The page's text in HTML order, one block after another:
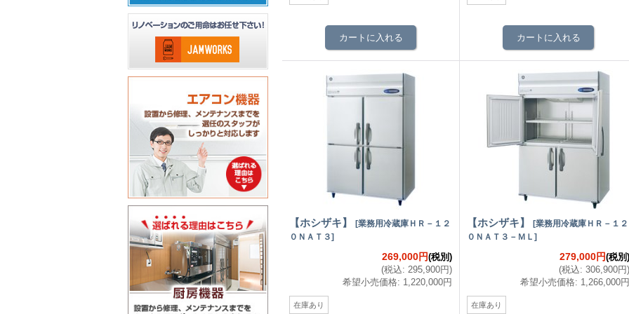
【ホシザキ】 [業務用冷蔵庫ＨＲ－１２
０ＮＡＴ３]
269,000円(税別)
(税込: 295,900円)
希望小売価格: 1,220,000円
在庫あり
【ホシザキ】 [業務用冷蔵庫ＨＲ－１２
０ＮＡＴ３－ＭＬ ]
279,000円(税別)
(税込: 306,900円)
希望小売価格: 1,266,000円
在庫あり